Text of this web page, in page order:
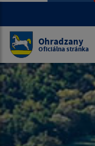
Ohradzany
Oficiálna stránka